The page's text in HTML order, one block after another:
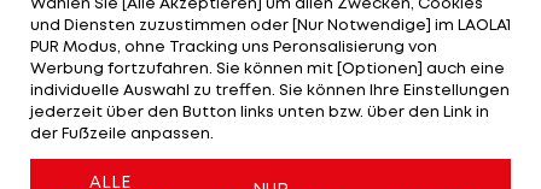
und Diensten zuzustimmen oder [Nur Notwendige] im LAOLA1
PUR Modus, ohne Tracking uns Peronsalisierung von
Werbung fortzufahren. Sie können mit [Optionen] auch eine
individuelle Auswahl zu treffen. Sie können Ihre Einstellungen
jederzeit über den Button links unten bzw. über den Link in
der Fußzeile anpassen.
ALLE